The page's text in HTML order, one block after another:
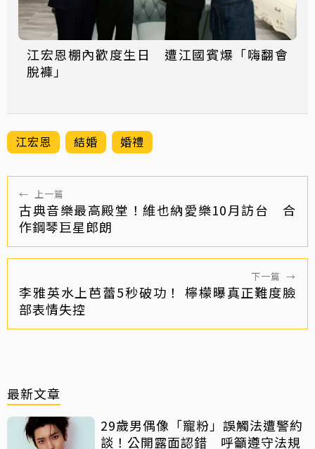
江宏恩棚內歡度生日 遭江國賓爆「嗨翻會
脫褲」
江宏恩 結婚 婚禮
← 上一篇
古典音樂最高殿堂！維也納愛樂10月訪台 合
作鋼琴巨星郎朗
下一篇 →
李雅英水上芭蕾5秒破功！ 檸檬曝真正難度臉
部表情失控
最新文章
29歲男偶像「寵粉」誤觸法遭警約
談！公開露面認錯 呼籲遵守法規